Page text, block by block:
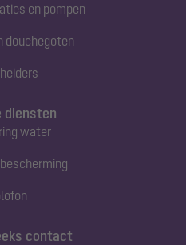
en pompen
douchegoten
contact
diensten
water